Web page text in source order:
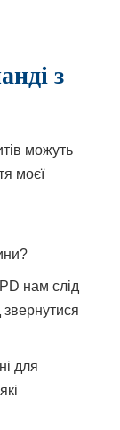
з
можуть
моєї
нам слід
звернутися
для